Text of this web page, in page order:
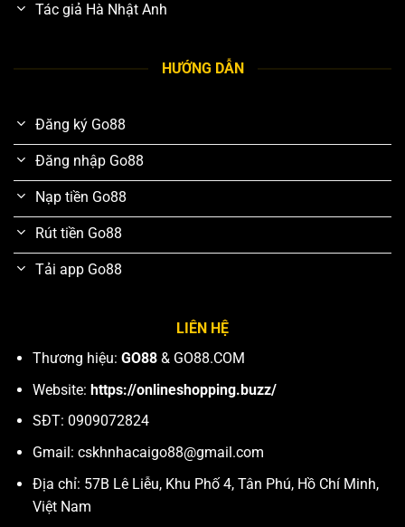
Tác giả Hà Nhật Anh
HƯỚNG DẪN
Đăng ký Go88
Đăng nhập Go88
Nạp tiền Go88
Rút tiền Go88
Tải app Go88
LIÊN HỆ
Thương hiệu: GO88& GO88.COM
Website: https://onlineshopping.buzz/
SĐT: 0909072824
Gmail: cskhnhacaigo88@gmail.com
Địa chỉ: 57B Lê Liễu, Khu Phố 4, Tân Phú, Hồ Chí Minh,
Việt Nam